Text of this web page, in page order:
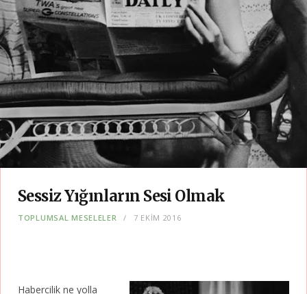
Sessiz Yığınların Sesi Olmak
TOPLUMSAL MESELELER 7 EKIM 2016
Habercilik ne yolla